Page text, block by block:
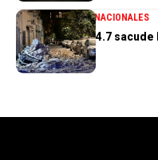
GENERALESINTERNACIONALES
Terremoto de 4.7
de heridos